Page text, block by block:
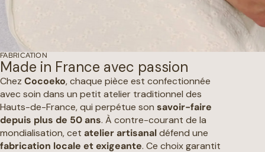
FABRICATION
Made in France avec passion
Chez Cocoeko, chaque pièce est confectionnée
avec soin dans un petit atelier traditionnel des
Hauts-de-France, qui perpétue son savoir-faire
depuis plus de 50 ans. À contre-courant de la
mondialisation, cet atelier artisanaldéfend une
fabrication locale et exigeante. Ce choix garantit